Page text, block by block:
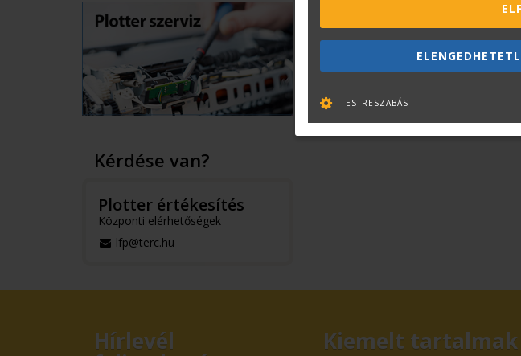
Kérdése van?
Plotter értékesítés
Központi elérhetőségek
lfp@terc.hu
Hírlevél Kiemelt tartalmak
TESTRESZABÁS